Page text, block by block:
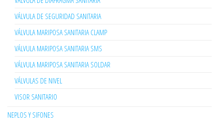
VÁLVULA DE SEGURIDAD SANITARIA
VÁLVULA MARIPOSA SANITARIA CLAMP
VÁLVULA MARIPOSA SANITARIA SMS
VÁLVULA MARIPOSA SANITARIA SOLDAR
VÁLVULAS DE NIVEL
VISOR SANITARIO
NEPLOS Y SIFONES